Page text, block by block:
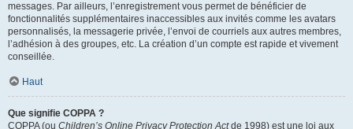
messages. Par ailleurs, l’enregistrement vous permet de bénéficier de
fonctionnalités supplémentaires inaccessibles aux invités comme les avatars
personnalisés, la messagerie privée, l’envoi de courriels aux autres membres,
l’adhésion à des groupes, etc. La création d’un compte est rapide et vivement
conseillée.
Haut
Que signifie COPPA ?
COPPA (ou Children’s Online Privacy Protection Actde 1998) est une loi aux